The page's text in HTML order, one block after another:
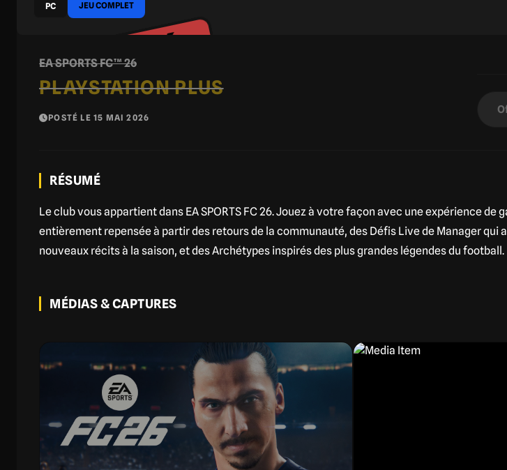
EXPIRÉ
PC JEU COMPLET
EA SPORTS FC™ 26
PLAYSTATION PLUS
POSTÉ LE 15 MAI 2026
RÉSUMÉ
Le club vous appartient dans EA SPORTS FC 26. Jouez à votre façon avec une expérience de
entièrement repensée à partir des retours de la communauté, des Défis Live de Manager qui
nouveaux récits à la saison, et des Archétypes inspirés des plus grandes légendes du football.
MÉDIAS & CAPTURES